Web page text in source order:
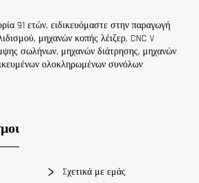
91 ετών, ειδικευόμαστε στην παραγωγή
μηχανών κοπής λέιζερ, CNC V
σωλήνων, μηχανών διάτρησης, μηχανών
ολοκληρωμένων συνόλων
Σχετικά με εμάς